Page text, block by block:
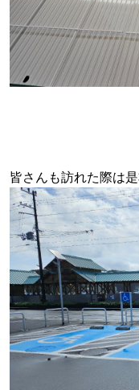
皆さんも訪れた際は